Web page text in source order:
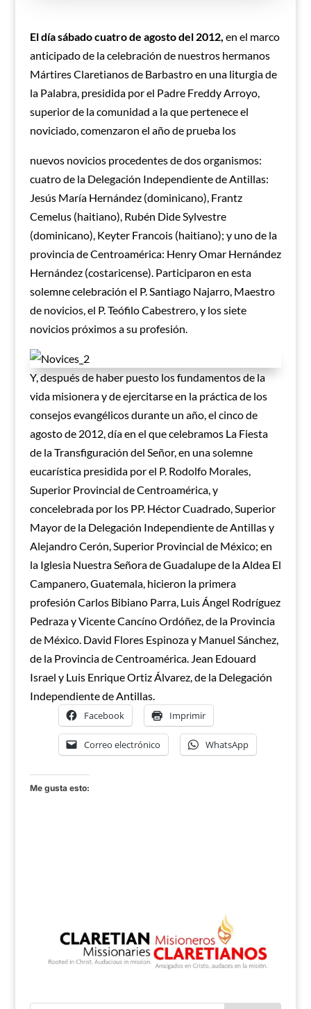
El día sábado cuatro de agosto del 2012, en el marco
anticipado de la celebración de nuestros hermanos
Mártires Claretianos de Barbastro en una liturgia de
la Palabra, presidida por el Padre Freddy Arroyo,
superior de la comunidad a la que pertenece el
noviciado, comenzaron el año de prueba los
nuevos novicios procedentes de dos organismos:
cuatro de la Delegación Independiente de Antillas:
Jesús María Hernández (dominicano), Frantz
Cemelus (haitiano), Rubén Dide Sylvestre
(dominicano), Keyter Francois (haitiano); y uno de la
provincia de Centroamérica: Henry Omar Hernández
Hernández (costaricense). Participaron en esta
solemne celebración el P. Santiago Najarro, Maestro
de novicios, el P. Teófilo Cabestrero, y los siete
novicios próximos a su profesión.
Y, después de haber puesto los fundamentos de la
vida misionera y de ejercitarse en la práctica de los
consejos evangélicos durante un año, el cinco de
agosto de 2012, día en el que celebramos La Fiesta
de la Transfiguración del Señor, en una solemne
eucarística presidida por el P. Rodolfo Morales,
Superior Provincial de Centroamérica, y
concelebrada por los PP. Héctor Cuadrado, Superior
Mayor de la Delegación Independiente de Antillas y
Alejandro Cerón, Superior Provincial de México; en
la Iglesia Nuestra Señora de Guadalupe de la Aldea El
Campanero, Guatemala, hicieron la primera
profesión Carlos Bibiano Parra, Luis Ángel Rodríguez
Pedraza y Vicente Cancíno Ordóñez, de la Provincia
de México. David Flores Espinoza y Manuel Sánchez,
de la Provincia de Centroamérica. Jean Edouard
Israel y Luis Enrique Ortiz Álvarez, de la Delegación
Independiente de Antillas.
Facebook Imprimir
Correo electrónico WhatsApp
Me gusta esto: